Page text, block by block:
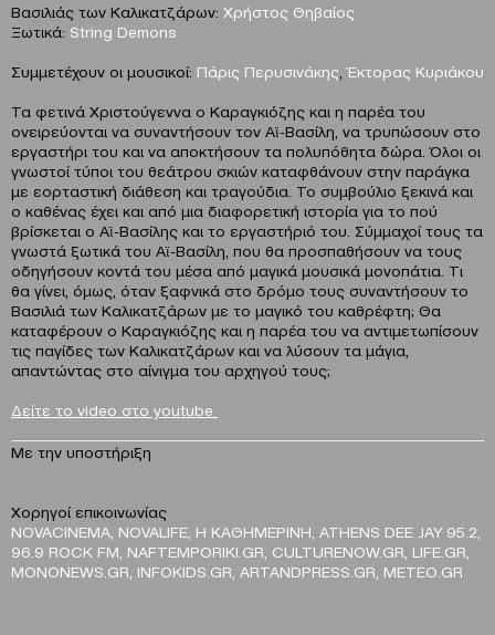
Βασιλιάς των Καλικατζάρων: Χρήστος Θηβαίος
Ξωτικά: String Demons
Συμμετέχουν οι μουσικοί: Πάρις Περυσινάκης Έκτορας Κυριάκου
Τα φετινά Χριστούγεννα ο Καραγκιόζης και η παρέα του
ονειρεύονται να συναντήσουν τον Αϊ-Βασίλη, να τρυπώσουν στο
εργαστήρι του και να αποκτήσουν τα πολυπόθητα δώρα. Όλοι οι
γνωστοί τύποι του θεάτρου σκιών καταφθάνουν στην παράγκα
με εορταστική διάθεση και τραγούδια. Το συμβούλιο ξεκινά και
ο καθένας έχει και από μια διαφορετική ιστορία για το πού
βρίσκεται ο Αϊ-Βασίλης και το εργαστήριό του. Σύμμαχοί τους τα
γνωστά ξωτικά του Αϊ-Βασίλη, που θα προσπαθήσουν να τους
οδηγήσουν κοντά του μέσα από μαγικά μουσικά μονοπάτια. Τι
θα γίνει, όμως, όταν ξαφνικά στο δρόμο τους συναντήσουν το
Βασιλιά των Καλικατζάρων με το μαγικό του καθρέφτη; Θα
καταφέρουν ο Καραγκιόζης και η παρέα του να αντιμετωπίσουν
τις παγίδες των Καλικατζάρων και να λύσουν τα μάγια,
απαντώντας στο αίνιγμα του αρχηγού τους;
Δείτε το video στο youtube
Με την υποστήριξη
Χορηγοί επικοινωνίας
NOVACINEMA, NOVALIFE, Η ΚΑΘΗΜΕΡΙΝΗ, ATHENS DEE JAY 95.2,
96.9 ROCK FM, NAFTEMPORIKI.GR, CULTURENOW.GR, LIFE.GR,
MONONEWS.GR, INFOKIDS.GR, ARTANDPRESS.GR, METEO.GR